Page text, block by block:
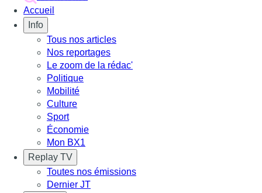
Accueil
Info
Tous nos articles
Nos reportages
Le zoom de la rédac'
Politique
Mobilité
Culture
Sport
Économie
Mon BX1
Replay TV
Toutes nos émissions
Dernier JT